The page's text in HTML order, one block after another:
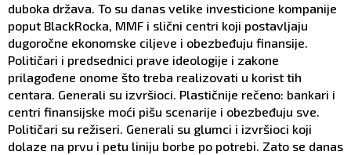
duboka država. To su danas velike investicione kompanije
poput BlackRocka, MMF i slični centri koji postavljaju
dugoročne ekonomske ciljeve i obezbeđuju finansije.
Političari i predsednici prave ideologije i zakone
prilagođene onome što treba realizovati u korist tih
centara. Generali su izvršioci. Plastičnije rečeno: bankari i
centri finansijske moći pišu scenarije i obezbeđuju sve.
Političari su režiseri. Generali su glumci i izvršioci koji
dolaze na prvu i petu liniju borbe po potrebi. Zato se danas